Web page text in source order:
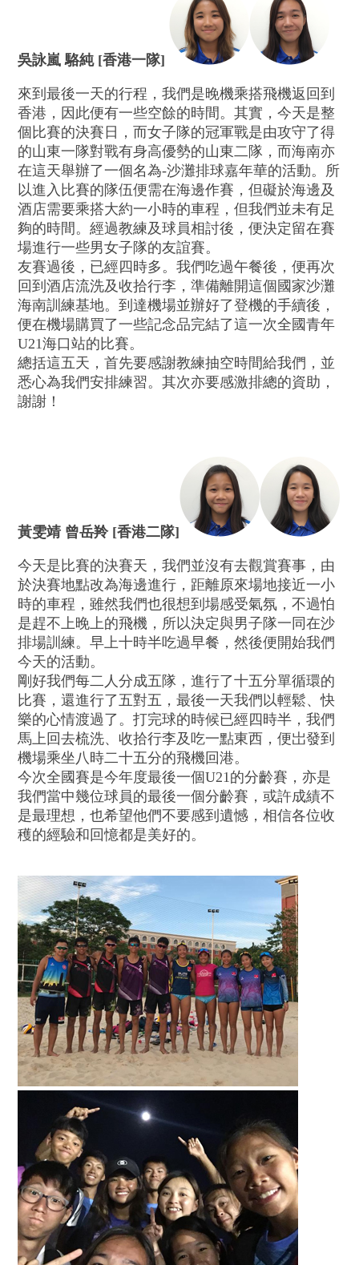
吳詠嵐 駱純 [香港一隊]
來到最後一天的行程，我們是晚機乘搭飛機返回到
香港，因此便有一些空餘的時間。其實，今天是整
個比賽的決賽日，而女子隊的冠軍戰是由攻守了得
的山東一隊對戰有身高優勢的山東二隊，而海南亦
在這天舉辦了一個名為-沙灘排球嘉年華的活動。所
以進入比賽的隊伍便需在海邊作賽，但礙於海邊及
酒店需要乘搭大約一小時的車程，但我們並未有足
夠的時間。經過教練及球員相討後，便決定留在賽
場進行一些男女子隊的友誼賽。
友賽過後，已經四時多。我們吃過午餐後，便再次
回到酒店流洗及收拾行李，準備離開這個國家沙灘
海南訓練基地。到達機場並辦好了登機的手續後，
便在機場購買了一些記念品完結了這一次全國青年
U21海口站的比賽。
總括這五天，首先要感謝教練抽空時間給我們，並
悉心為我們安排練習。其次亦要感激排總的資助，
謝謝！
黃雯靖 曾岳羚 [香港二隊]
今天是比賽的決賽天，我們並沒有去觀賞賽事，由
於決賽地點改為海邊進行，距離原來場地接近一小
時的車程，雖然我們也很想到場感受氣氛，不過怕
是趕不上晚上的飛機，所以決定與男子隊一同在沙
排場訓練。早上十時半吃過早餐，然後便開始我們
今天的活動。
剛好我們每二人分成五隊，進行了十五分單循環的
比賽，還進行了五對五，最後一天我們以輕鬆、快
樂的心情渡過了。打完球的時候已經四時半，我們
馬上回去梳洗、收拾行李及吃一點東西，便岀發到
機場乘坐八時二十五分的飛機回港。
今次全國賽是今年度最後一個U21的分齡賽，亦是
我們當中幾位球員的最後一個分齡賽，或許成績不
是最理想，也希望他們不要感到遺憾，相信各位收
穫的經驗和回憶都是美好的。